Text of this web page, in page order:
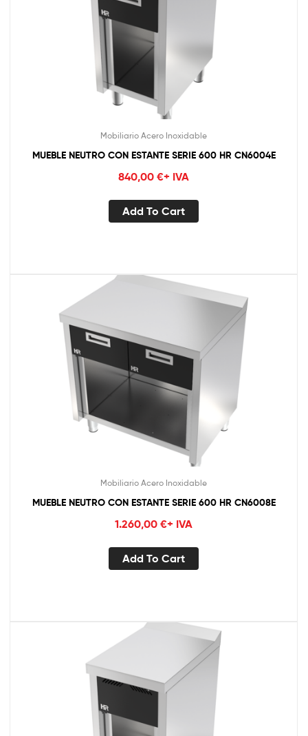
Mobiliario Acero Inoxidable
MUEBLE NEUTRO CON ESTANTE SERIE 600 HR CN6004E
840,00 €+ IVA
Add To Cart
Mobiliario Acero Inoxidable
MUEBLE NEUTRO CON ESTANTE SERIE 600 HR CN6008E
1.260,00 €+ IVA
Add To Cart